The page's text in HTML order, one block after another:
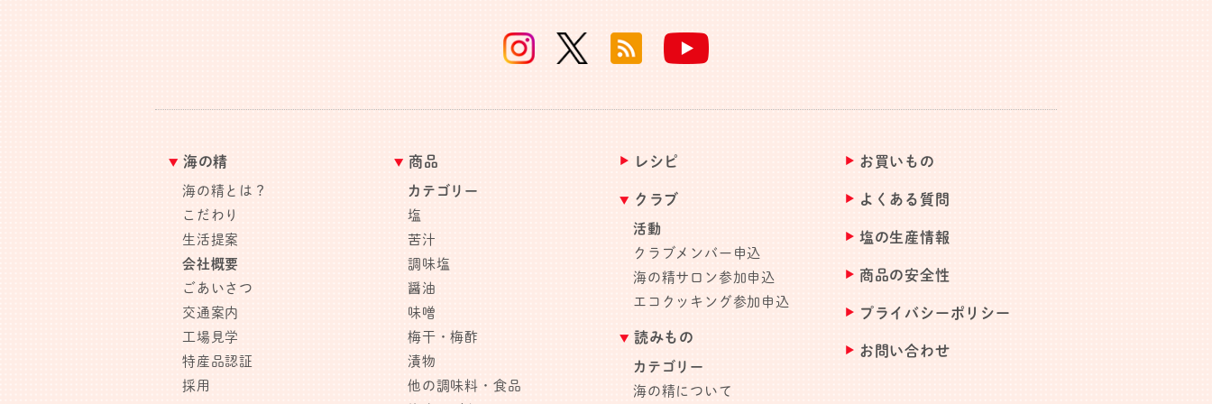
海の精
海の精とは？
こだわり
生活提案
会社概要
ごあいさつ
交通案内
工場見学
特産品認証
採用
商品
カテゴリー
塩
苦汁
調味塩
醤油
味噌
梅干・梅酢
漬物
他の調味料・食品
レシピ
クラブ
活動
クラブメンバー申込
海の精サロン参加申込
エコクッキング参加申込
読みもの
カテゴリー
海の精について
お買いもの
よくある質問
塩の生産情報
商品の安全性
プライバシーポリシー
お問い合わせ